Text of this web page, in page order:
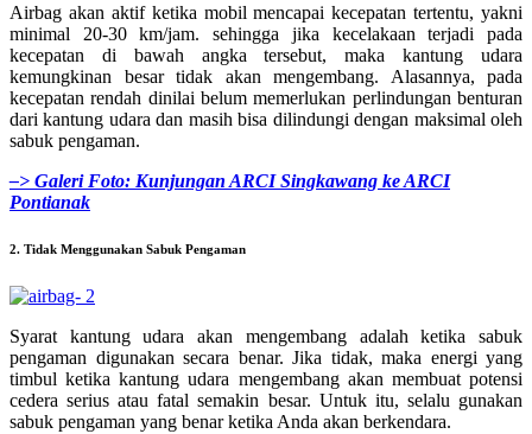
Airbag akan aktif ketika mobil mencapai kecepatan tertentu, yakni
minimal 20-30 km/jam. sehingga jika kecelakaan terjadi pada
kecepatan di bawah angka tersebut, maka kantung udara
kemungkinan besar tidak akan mengembang. Alasannya, pada
kecepatan rendah dinilai belum memerlukan perlindungan benturan
dari kantung udara dan masih bisa dilindungi dengan maksimal oleh
sabuk pengaman.
–> Galeri Foto: Kunjungan ARCI Singkawang ke ARCI
Pontianak
2. Tidak Menggunakan Sabuk Pengaman
Syarat kantung udara akan mengembang adalah ketika sabuk
pengaman digunakan secara benar. Jika tidak, maka energi yang
timbul ketika kantung udara mengembang akan membuat potensi
cedera serius atau fatal semakin besar. Untuk itu, selalu gunakan
sabuk pengaman yang benar ketika Anda akan berkendara.